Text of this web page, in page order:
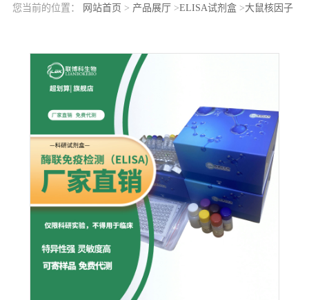
您当前的位置： 网站首页 > 产品展厅 >ELISA试剂盒>大鼠核因子